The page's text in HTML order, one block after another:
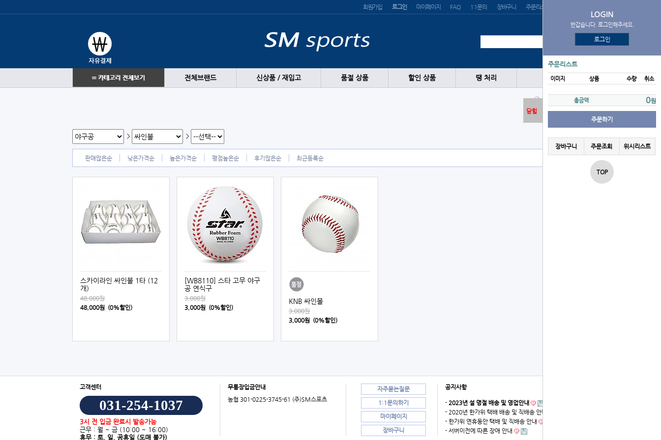
회원가입 로그인 마이페이지 FAQ 1:1문의 장바구니 주문리스트
전체브랜드 신상품 / 재입고 품절 상품 할인 상품 땡 처리
싸인볼
LOGIN
반갑습니다. 로그인해주세요.
로그인
주문리스트
이미지 상품 수량 취소
총금액 0원
주문하기
장바구니 주문조회 위시리스트
TOP
닫힘
> >
판매많은순 낮은가격순 높은가격순 평점높은순 후기많은순 최근등록순
스카이라인 싸인볼 1타 (12
개)
48,000원
48,000원 (0%할인)
[WB8110] 스타 고무 야구
공 연식구
3,000원
3,000원 (0%할인)
KNB 싸인볼
3,000원
3,000원 (0%할인)
고객센터
031-254-1037
3시 전 입금 완료시 발송가능
근무 : 월 ~ 금 (10:00 ~ 16:00)
휴무 : 토, 일, 공휴일 (도매 불가)
무통장입금안내
농협 301-0225-3745-61 (주)SM스포츠
자주묻는질문
1:1문의하기
마이페이지
장바구니
공지사항
- 2023년 설 명절 배송 및 영업안내
- 2020년 한가위 택배 배송 및 직배송 안내
- 한가위 연휴동안 택배 및 직배송 안내
- 서버이전에 따른 장애 안내